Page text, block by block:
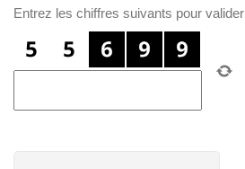
Entrez les chiffres suivants pour valider